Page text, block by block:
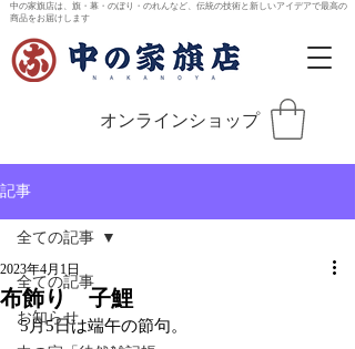
中の家旗店は、旗・幕・のぼり・のれんなど、伝統の技術と新しいアイデアで最高の
商品をお届けします
オンラインショップ
記事
全ての記事
お知らせ
全ての記事
布飾り 子鯉
2023年4月1日
5月5日は端午の節句。